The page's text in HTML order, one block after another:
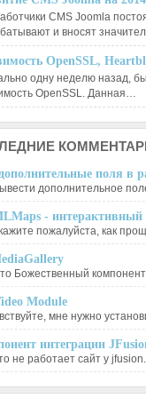
CMS Joomla
и вносят
OpenSSL,
одну неделю назад,
OpenSSL. Данная…
поля в
дополнительное
- интерактивный
пожалуйста, как
Божественный
Module
мне нужно
интеграции
не работает сайт у